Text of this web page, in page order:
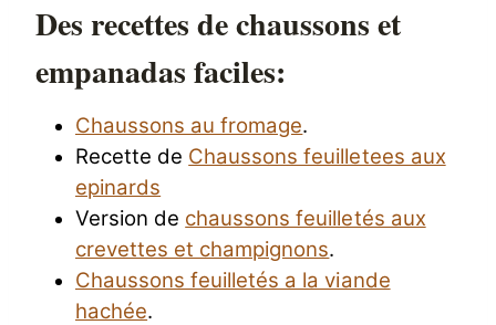
Des recettes de chaussons et
empanadas faciles:
Chaussons au fromage.
Recette de Chaussons feuilletees aux
epinards
Version de chaussons feuilletés aux
crevettes et champignons.
Chaussons feuilletés a la viande
hachée.